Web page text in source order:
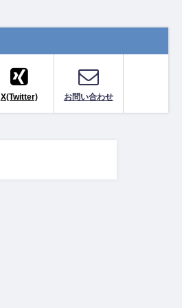
X(Twitter) お問い合わせ